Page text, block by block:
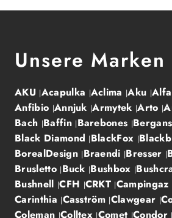
Unsere Marken
AKU Acapulka Aclima Aku Alfa
Anfibio Annjuk Armytek Arto
Bach Baffin Barebones Bergans
Black Diamond BlackFox
BorealDesign Braendi Bresser
Brusletto Buck Bushbox
Bushnell CFH CRKT Campingaz
Carinthia Casström Clawgear
Coleman Colltex Comet Condor